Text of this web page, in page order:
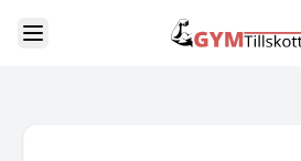
Toggle Sidebar